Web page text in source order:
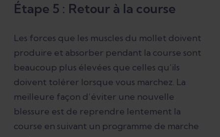
Étape 5 : Retour à la course
Les forces que les muscles du mollet doivent
produire et absorber pendant la course sont
beaucoup plus élevées que celles qu’ils
doivent tolérer lorsque vous marchez. La
meilleure façon d’éviter une nouvelle
blessure est de reprendre lentement la
course en suivant un programme de marche